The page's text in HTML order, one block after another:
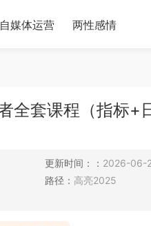
自媒体运营 两性感情
全套课程（指标+
更新时间：： 2026-06-
路径： 高亮2025